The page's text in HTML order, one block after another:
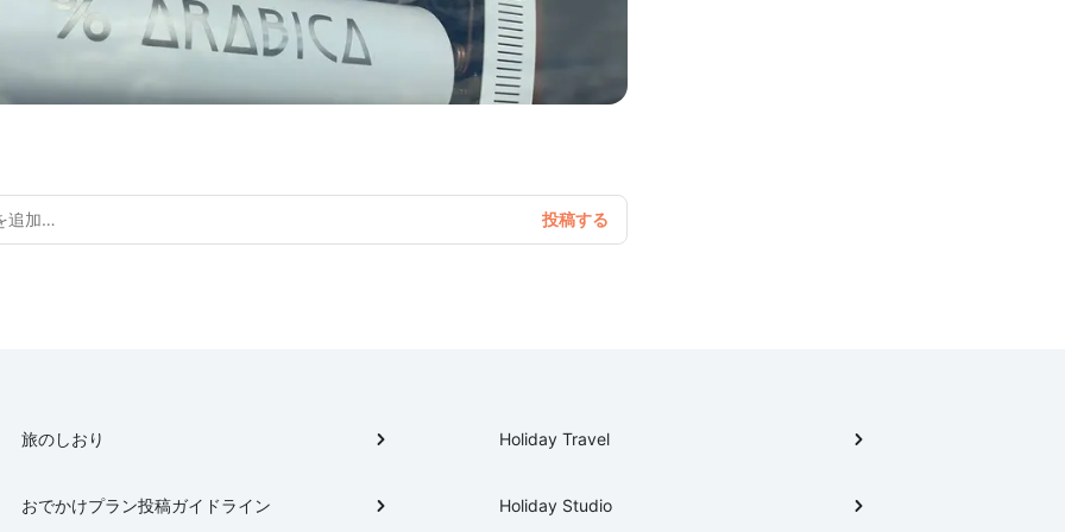
旅のしおり
おでかけプラン投稿ガイドライン
Holiday Travel
Holiday Studio